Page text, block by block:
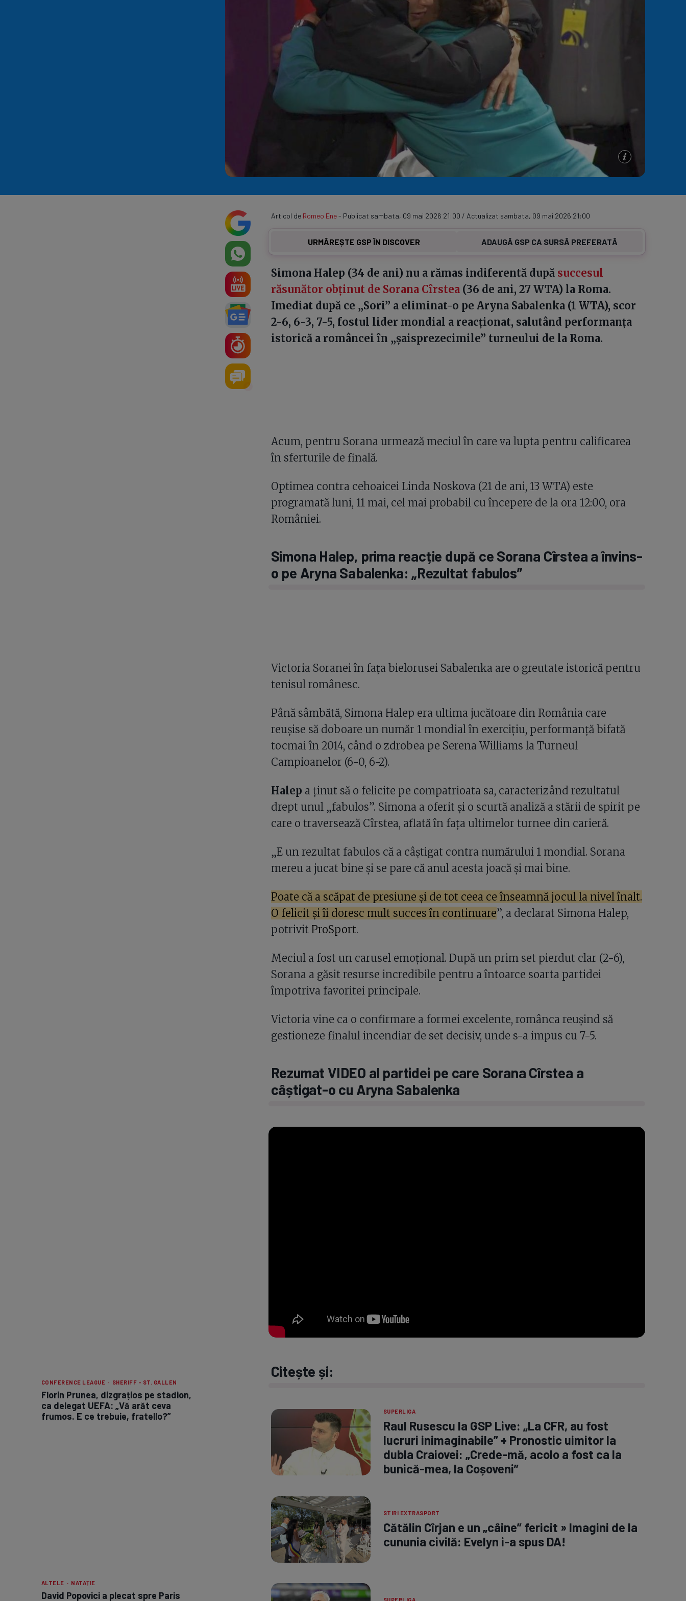
Echipe Clasament
CONFERENCE LEAGUE · SHERIFF - ST. GALLEN
Florin Prunea, dizgrațios pe stadion,
ca delegat UEFA: „Vă arăt ceva
frumos. E ce trebuie, fratello?”
ALTELE · NATAȚIE
David Popovici a plecat spre Paris
8
Articol de Romeo Ene- Publicat sambata, 09 mai 2026 21:00 / Actualizat sambata, 09 mai 2026 21:00
URMĂREȘTE GSP ÎN DISCOVER ADAUGĂ GSP CA SURSĂ PREFERATĂ
Simona Halep (34 de ani) nu a rămas indiferentă după succesul
răsunător obținut de Sorana Cîrstea(36 de ani, 27 WTA) la Roma.
Imediat după ce „Sori” a eliminat-o pe Aryna Sabalenka (1 WTA), scor
2-6, 6-3, 7-5, fostul lider mondial a reacționat, salutând performanța
istorică a româncei în „șaisprezecimile” turneului de la Roma.
Acum, pentru Sorana urmează meciul în care va lupta pentru calificarea
în sferturile de finală.
Optimea contra cehoaicei Linda Noskova (21 de ani, 13 WTA) este
programată luni, 11 mai, cel mai probabil cu începere de la ora 12:00, ora
României.
Simona Halep, prima reacție după ce Sorana Cîrstea a învins-
o pe Aryna Sabalenka: „Rezultat fabulos”
Victoria Soranei în fața bielorusei Sabalenka are o greutate istorică pentru
tenisul românesc.
Până sâmbătă, Simona Halep era ultima jucătoare din România care
reușise să doboare un număr 1 mondial în exercițiu, performanță bifată
tocmai în 2014, când o zdrobea pe Serena Williams la Turneul
Campioanelor (6-0, 6-2).
Halep a ținut să o felicite pe compatrioata sa, caracterizând rezultatul
drept unul „fabulos”. Simona a oferit și o scurtă analiză a stării de spirit pe
care o traversează Cîrstea, aflată în fața ultimelor turnee din carieră.
„E un rezultat fabulos că a câștigat contra numărului 1 mondial. Sorana
mereu a jucat bine și se pare că anul acesta joacă și mai bine.
Poate că a scăpat de presiune și de tot ceea ce înseamnă jocul la nivel înalt.
O felicit și îi doresc mult succes în continuare”, a declarat Simona Halep,
potrivit ProSport.
Meciul a fost un carusel emoțional. După un prim set pierdut clar (2-6),
Sorana a găsit resurse incredibile pentru a întoarce soarta partidei
împotriva favoritei principale.
Victoria vine ca o confirmare a formei excelente, românca reușind să
gestioneze finalul incendiar de set decisiv, unde s-a impus cu 7-5.
Rezumat VIDEO al partidei pe care Sorana Cîrstea a
câștigat-o cu Aryna Sabalenka
Citește și:
SUPERLIGA
Raul Rusescu la GSP Live: „La CFR, au fost
lucruri inimaginabile” + Pronostic uimitor la
dubla Craiovei: „Crede-mă, acolo a fost ca la
bunică-mea, la Coșoveni”
STIRI EXTRASPORT
Cătălin Cîrjan e un „câine” fericit » Imagini de la
cununia civilă: Evelyn i-a spus DA!